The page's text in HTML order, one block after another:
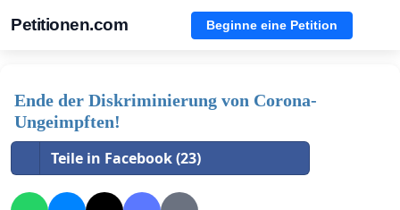
Petitionen.com Beginne eine Petition
Ende der Diskriminierung von Corona-
Ungeimpften!
Teile in Facebook (23)